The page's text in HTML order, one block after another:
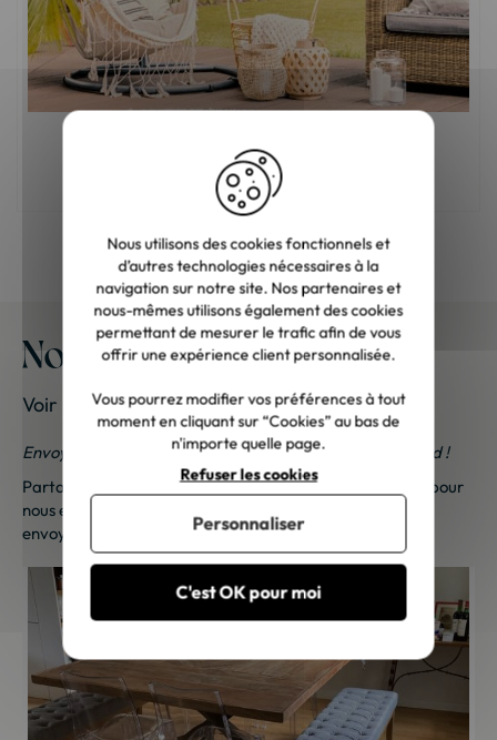
Quel mobilier choisir pour une terrasse
extérieure ?
Nos meubles chez vous
Voir les photos de nos clients
Envoyez-nous vos photos ; une petite surprise vous attend !
Partagez vos photos et recevez une surprise !
pour
nous envoyer vos photos. Une petite attention vous sera
envoyée sous 48h à 72h ouvrées. Merci de votre fidélité !
Nous utilisons des cookies fonctionnels et
d’autres technologies nécessaires à la
navigation sur notre site. Nos partenaires et
nous-mêmes utilisons également des cookies
permettant de mesurer le trafic afin de vous
offrir une expérience client personnalisée.
Vous pourrez modifier vos préférences à tout
moment en cliquant sur “Cookies” au bas de
n'importe quelle page.
C'est OK pour moi
Refuser les cookies
Personnaliser